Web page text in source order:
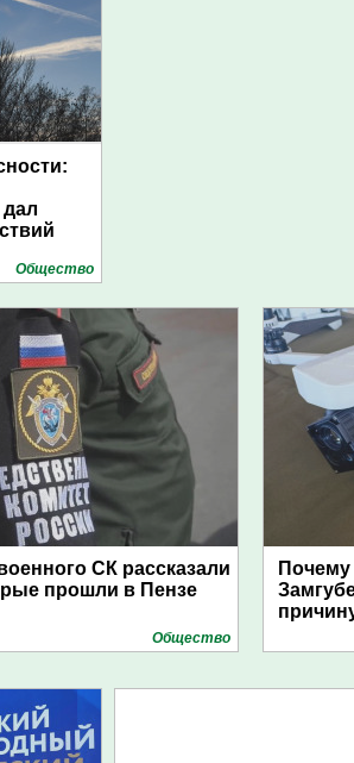
дал
Общество
СК рассказали
прошли в Пензе
Общество